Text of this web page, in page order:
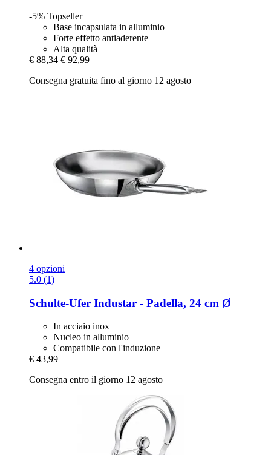
-5% Topseller
Base incapsulata in alluminio
Forte effetto antiaderente
Alta qualità
€ 88,34 € 92,99
Consegna gratuita fino al giorno 12 agosto
4 opzioni
5.0 (1)
Schulte-Ufer Industar -​ Padella, 24 cm Ø
In acciaio inox
Nucleo in alluminio
Compatibile con l'induzione
€ 43,99
Consegna entro il giorno 12 agosto